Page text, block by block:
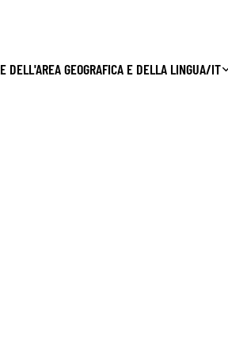
DELL'AREA GEOGRAFICA E DELLA LINGUA/IT